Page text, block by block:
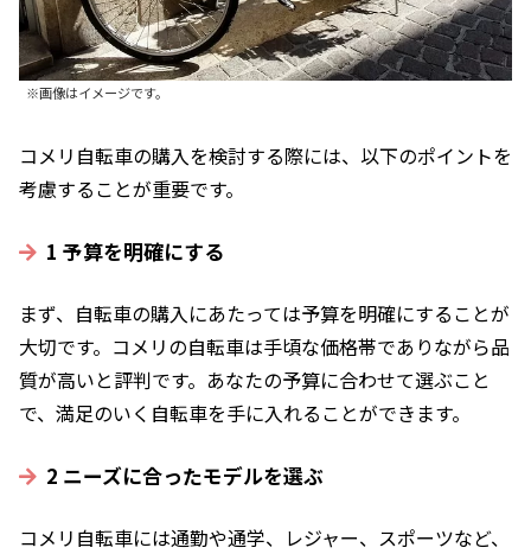
※画像はイメージです。
コメリ自転車の購入を検討する際には、以下のポイントを
考慮することが重要です。
1 予算を明確にする
まず、自転車の購入にあたっては予算を明確にすることが
大切です。コメリの自転車は手頃な価格帯でありながら品
質が高いと評判です。あなたの予算に合わせて選ぶこと
で、満足のいく自転車を手に入れることができます。
2 ニーズに合ったモデルを選ぶ
コメリ自転車には通勤や通学、レジャー、スポーツなど、